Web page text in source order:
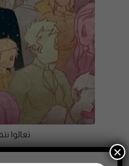
تعالوا
×